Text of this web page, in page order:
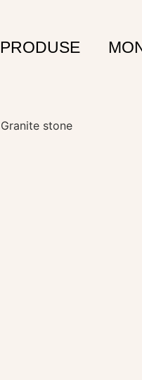
PRODUSE